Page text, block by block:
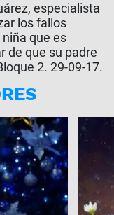
especialista
los fallos
que es
de que su padre
2. 29-09-17.